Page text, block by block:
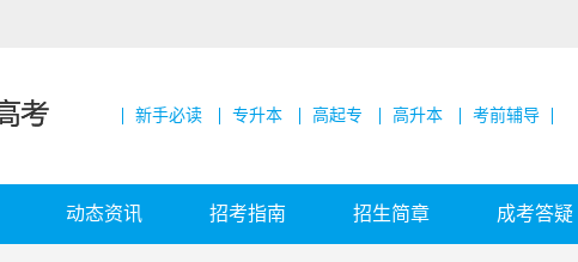
新手必读 专升本 高起专 高升本 考前辅导
动态资讯 招考指南 招生简章 成考答疑